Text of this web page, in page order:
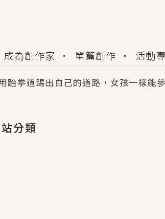
成為創作家 單篇創作 活動
跆拳道踢出自己的道路，女孩一樣能參
選！有機會獲得豐富廣宣資源、專屬
，二婚嫁大佬，你哭什麼？》追妻
》炎熱的夏日、檸檬的香氣、互相愛
殊費洛蒙體質世界觀，無法抗拒的
》上班族買了房子模型，但現實中買
心中都有一個連自己也無法改變的永
分類